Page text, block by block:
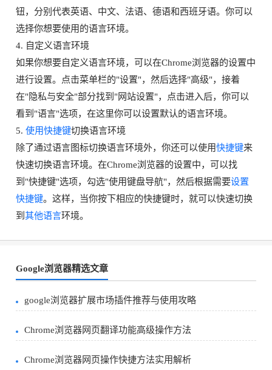
钮，分别代表英语、中文、法语、德语和西班牙语。你可以
选择你想要使用的语言环境。
4. 自定义语言环境
如果你想要自定义语言环境，可以在Chrome浏览器的设置中
进行设置。点击菜单栏的"设置"，然后选择"高级"，接着
在"隐私与安全"部分找到"网站设置"，点击进入后，你可以
看到"语言"选项，在这里你可以设置默认的语言环境。
5. 使用快捷键切换语言环境
除了通过语言图标切换语言环境外，你还可以使用快捷键来
快速切换语言环境。在Chrome浏览器的设置中，可以找
到"快捷键"选项，勾选"使用键盘导航"，然后根据需要设置
快捷键。这样，当你按下相应的快捷键时，就可以快速切换
到 其他语言环境。
Google浏览器精选文章
google浏览器扩展市场插件推荐与使用攻略
Chrome浏览器网页翻译功能高级操作方法
Chrome浏览器网页操作快捷方法实用解析